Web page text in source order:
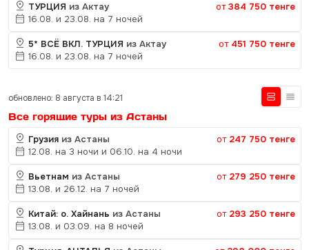
ТУРЦИЯ из Актау от384 750 тенге
16.08. и 23.08. на 7 ночей
5* ВСЁ ВКЛ. ТУРЦИЯ из Актау от 451 750 тенге
16.08. и 23.08. на 7 ночей
Все горящие туры из Астаны
обновлено: 8 августа в 14:21
Грузия из Астаны от 247 750 тенге
12.08. на 3 ночи и 06.10. на 4 ночи
Вьетнам из Астаны от 279 250 тенге
13.08. и 26.12. на 7 ночей
Китай: о. Хайнань из Астаны от 293 250 тенге
13.08. и 03.09. на 8 ночей